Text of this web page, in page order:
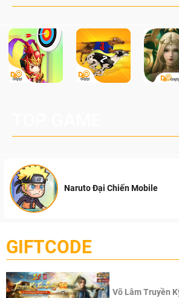
Pocketpair, Inc.
Naruto Đại Chiến Mobile
GIFTCODE
Võ Lâm Truyền